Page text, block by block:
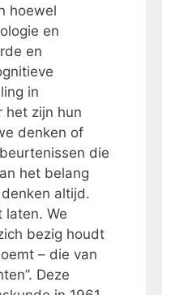
hoewel
en
en
in
het zijn hun
denken of
die
het belang
altijd.
laten. We
bezig houdt
– die van
Deze